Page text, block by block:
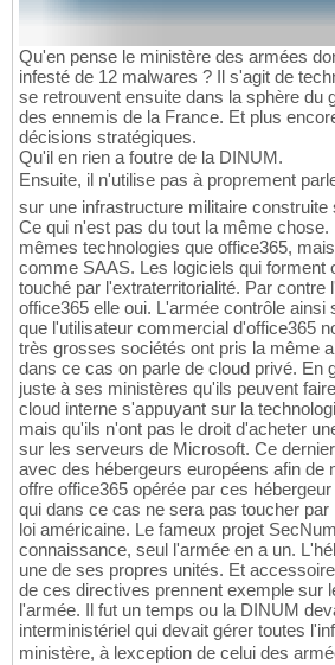
Qu'en pense le ministère des armées
infesté de 12 malwares ? Il s'agit de
se retrouvent ensuite dans la sphère du
des ennemis de la France. Et plus
décisions stratégiques.
Qu'il en rien a foutre de la DINUM.
Ensuite, il n'utilise pas à proprement
sur une infrastructure militaire construite
Ce qui n'est pas du tout la même chose.
mêmes technologies que office365,
comme SAAS. Les logiciels qui forment
touché par l'extraterritorialité. Par contre
office365 elle oui. L'armée contrôle ainsi
que l'utilisateur commercial d'office365
très grosses sociétés ont pris la même
dans ce cas on parle de cloud privé. En
juste à ses ministères qu'ils peuvent
cloud interne s'appuyant sur la
mais qu'ils n'ont pas le droit d'acheter
sur les serveurs de Microsoft. Ce
avec des hébergeurs européens afin de
offre office365 opérée par ces
qui dans ce cas ne sera pas toucher par
loi américaine. Le fameux projet
connaissance, seul l'armée en a un.
une de ses propres unités. Et
de ces directives prennent exemple sur
l'armée. Il fut un temps ou la DINUM
interministériel qui devait gérer toutes
ministère, à lexception de celui des